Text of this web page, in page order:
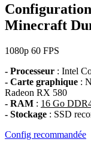
Minecraft
1080p 60 FPS
- Processeur : Intel
- Carte graphique :
Radeon RX 580
- RAM : 16 Go
- Stockage : SSD
Config recommandée